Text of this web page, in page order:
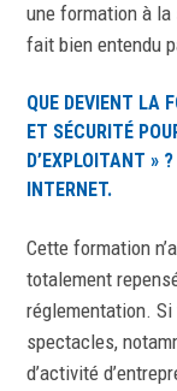
une formation à
fait bien entendu
QUE DEVIENT LA
ET SÉCURITÉ
D’EXPLOITANT »
INTERNET.
Cette formation
totalement
réglementation.
spectacles,
d’activité